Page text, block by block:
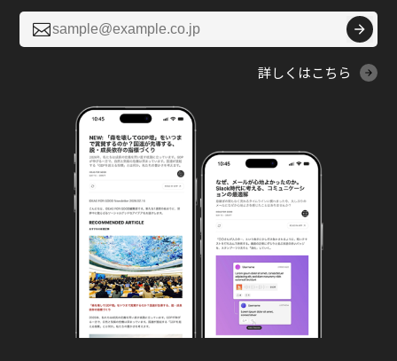

詳しくはこちら